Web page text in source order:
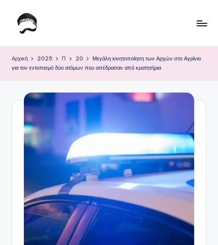
Μετάβαση
ο
Κ
Αρχική 2025 Π 20
Μεγάλη κινητοποίηση των Αρχών στο Αγρίνιο
για τον εντοπισμό δύο ατόμων που απέδρασαν από κρατητήρια